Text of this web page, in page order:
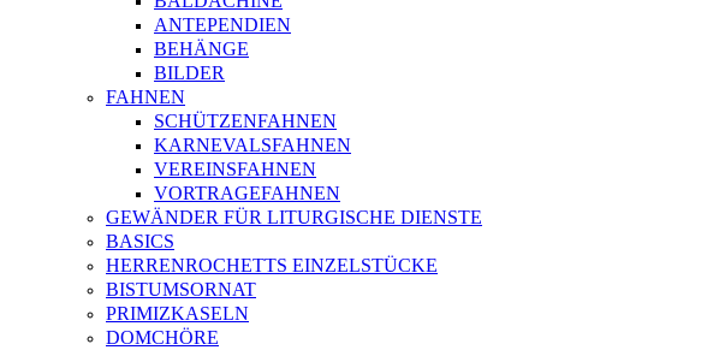
ANTEPENDIEN
BEHÄNGE
BILDER
FAHNEN
SCHÜTZENFAHNEN
KARNEVALSFAHNEN
VEREINSFAHNEN
VORTRAGEFAHNEN
GEWÄNDER FÜR LITURGISCHE DIENSTE
BASICS
HERRENROCHETTS EINZELSTÜCKE
BISTUMSORNAT
PRIMIZKASELN
DOMCHÖRE